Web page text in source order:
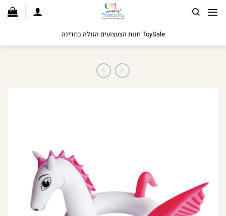
לתוכן
ToySale חנות הצעצועים הזולה במדינה